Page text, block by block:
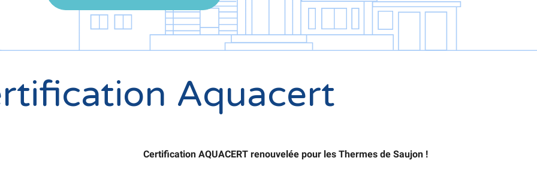
Aquacert
Certification AQUACERT renouvelée pour les Thermes de Saujon !